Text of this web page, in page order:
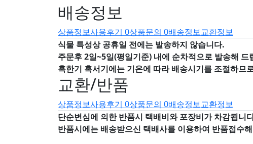
배송정보
상품정보사용후기 0상품문의 0배송정보교환정보
식물 특성상 공휴일 전에는 발송하지 않습니다.
주문후 2일~5일(평일기준) 내에 순차적으로 발송해 드
혹한기 혹서기에는 기온에 따라 배송시기를 조절하므
교환/반품
상품정보사용후기 0상품문의 0배송정보교환정보
단순변심에 의한 반품시 택배비와 포장비가 차감됩니
반품시에는 배송받으신 택배사를 이용하여 반품접수